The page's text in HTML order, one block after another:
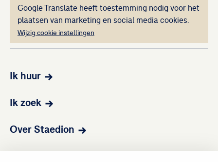
Deze inhoud kan
Google Translate heeft toestemming nodig voor het
plaatsen van marketing en social media cookies.
Wijzig cookie instellingen
Ik huur
Ik zoek
Over Staedion